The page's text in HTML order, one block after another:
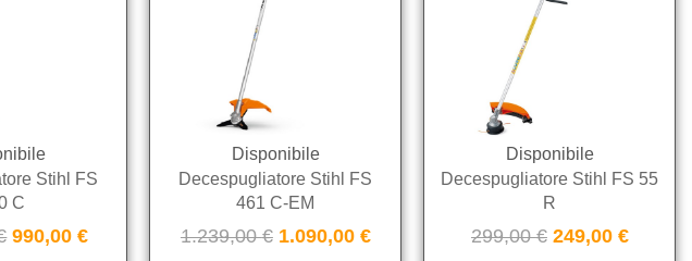
Stihl FS
C
990,00€
Disponibile
Decespugliatore Stihl FS
461 C-EM
1.239,00€ 1.090,00 €
Disponibile
Decespugliatore Stihl FS 55
R
299,00€ 249,00 €